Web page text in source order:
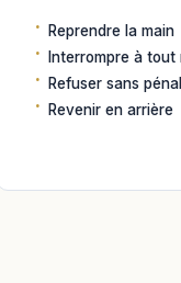
Reprendre la main
Interrompre à tout
Refuser sans
Revenir en arrière